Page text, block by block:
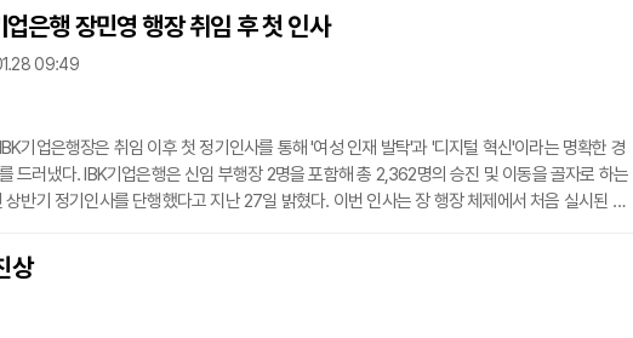
은행 장민영 행장 취임 후 첫 인사
09:49
기업은행장은 취임 이후 첫 정기인사를 통해 '여성 인재 발탁'과 '디지털 혁신'이라는 명확한 경
드러냈다. IBK기업은행은 신임 부행장 2명을 포함해 총 2,362명의 승진 및 이동을 골자로 하는
반기 정기인사를 단행했다고 지난 27일 밝혔다. 이번 인사는 장 행장 체제에서 처음 실시된 대
의 가장 큰 특징은 유리천장을 깨고 여성 부행장을 대거 발탁했다는 점이다. 신임 부행장으로 선
지 IT그룹 부행장과 오정순 개인고객그룹 부행장은 모두 각 분야에서 독보적인 전문성을 쌓아온
상